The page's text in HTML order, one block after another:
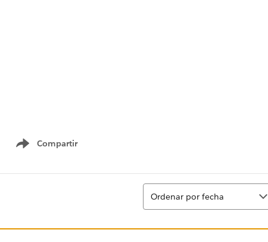
Compartir
Show menu
Ordenar
Ordenar por fecha